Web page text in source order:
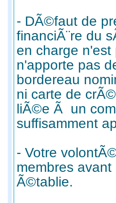
- DÃ©faut de
financiÃ¨re du
en charge
n'apporte pas
bordereau
ni carte de
liÃ©e Ã un
suffisamment
- Votre
membres
Ã©tablie.